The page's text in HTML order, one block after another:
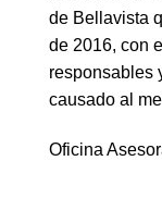
de Bellavista
de 2016, con
responsables
causado al
Oficina